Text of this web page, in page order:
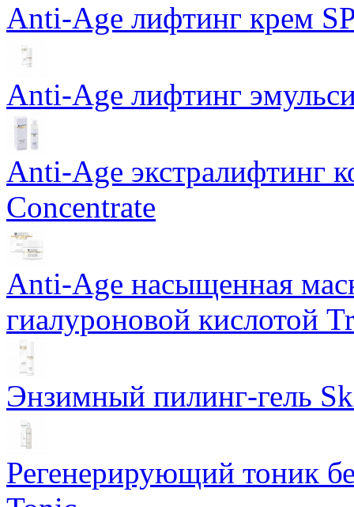
Anti-Age лифтинг крем
Anti-Age лифтинг
Anti-Age экстралифтинг
Concentrate
Anti-Age насыщенная
гиалуроновой кислотой
Энзимный пилинг-гель
Регенерирующий тоник